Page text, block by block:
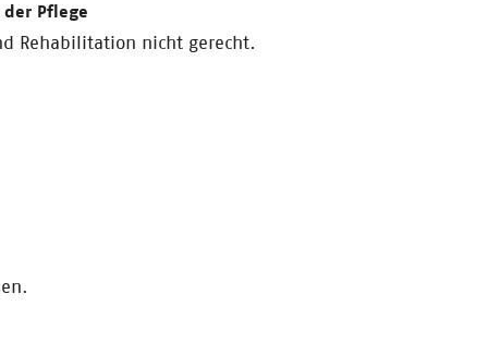
Pflege
Rehabilitation nicht gerecht.